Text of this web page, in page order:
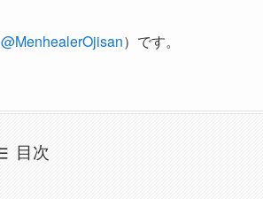
@MenhealerOjisan）です。
目次